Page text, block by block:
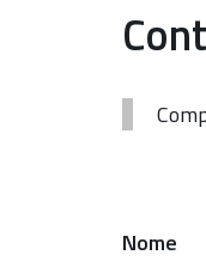
Nome